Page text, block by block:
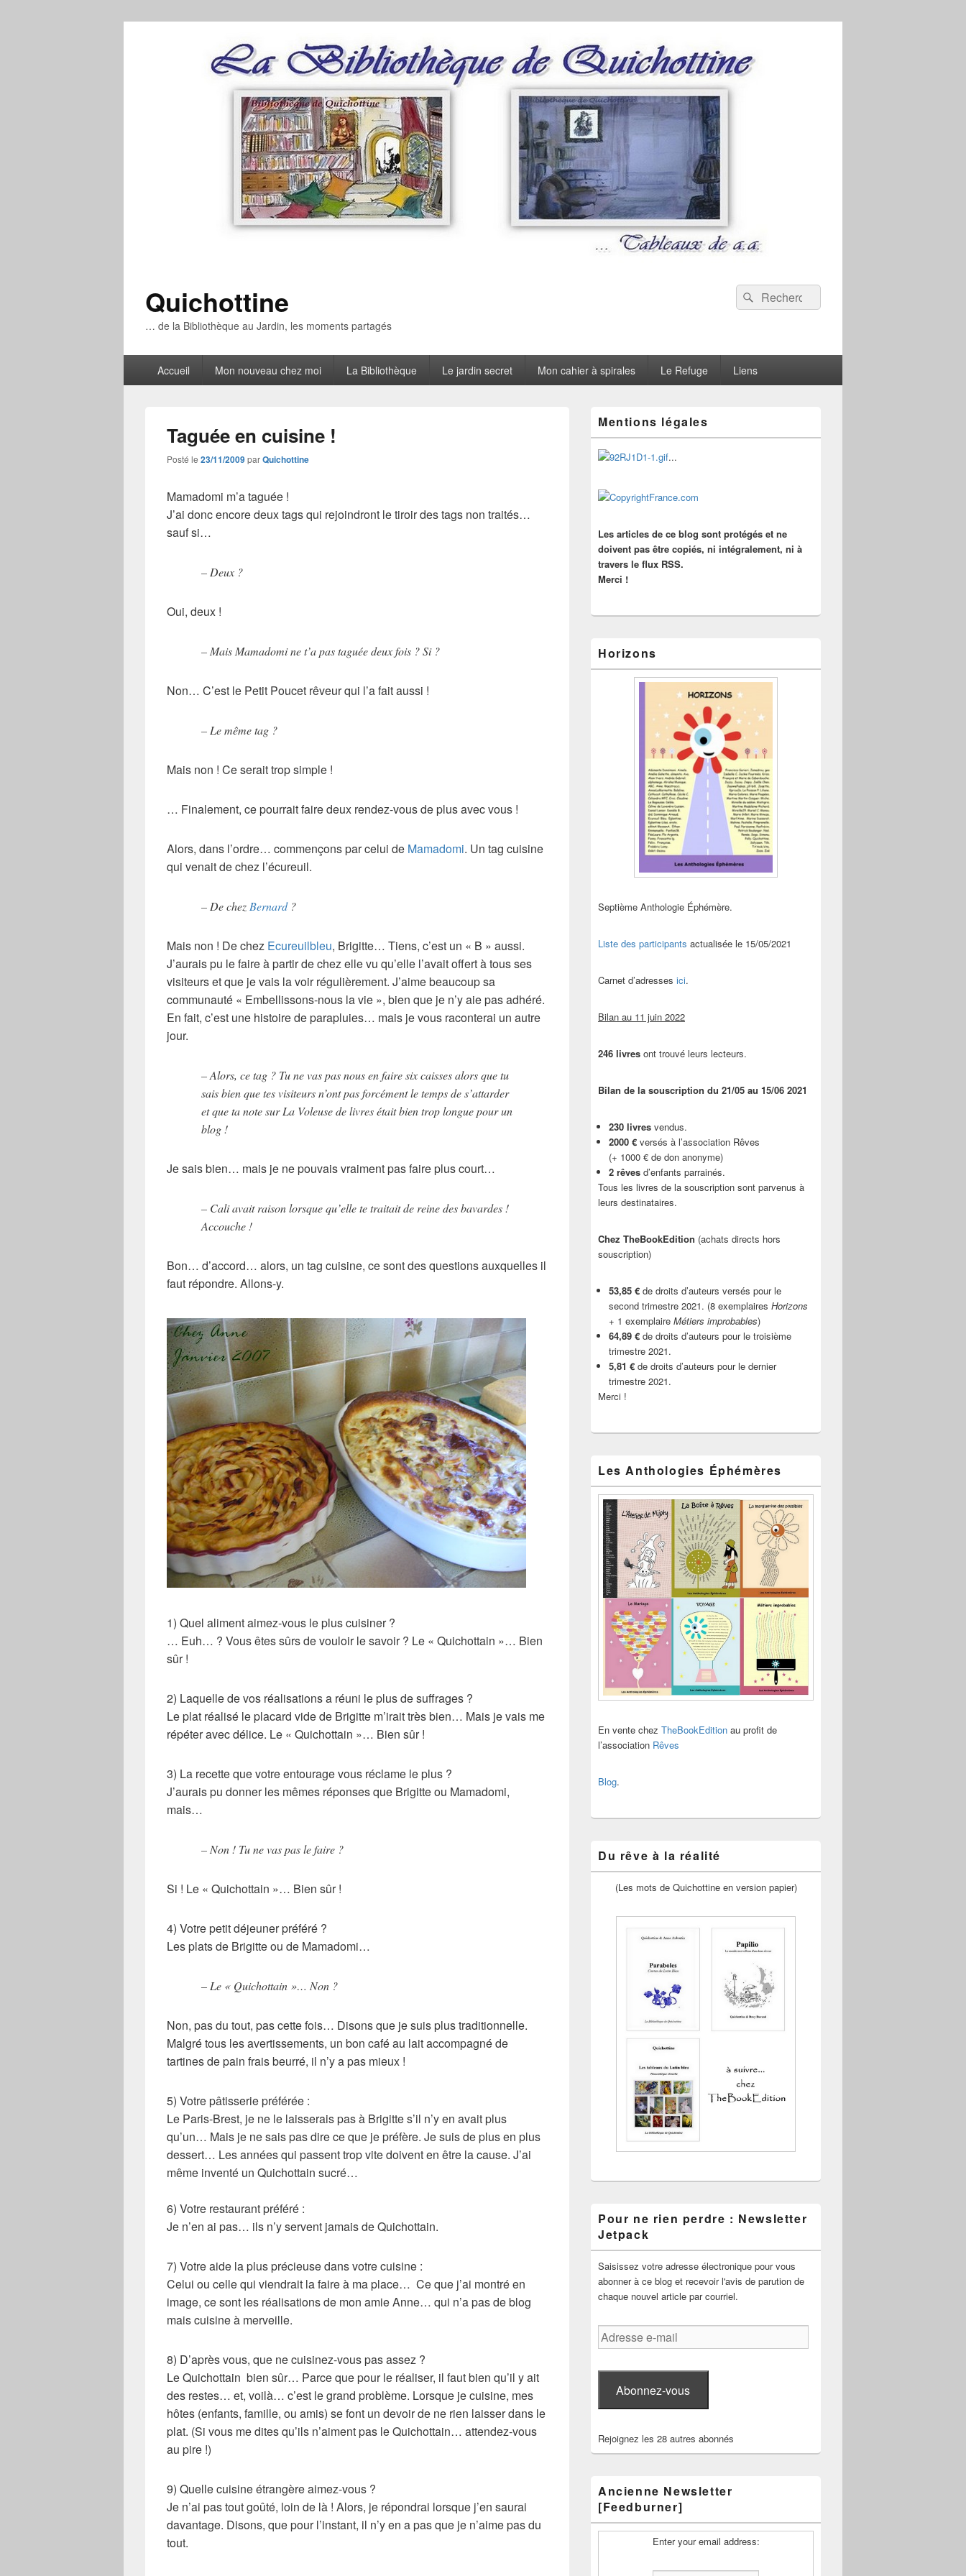
Quichottine
… de la Bibliothèque au Jardin, les moments partagés
Recherche :
Rechercher
principalAccueil Mon nouveau chez moi La Bibliothèque Le jardin secret Mon cahier à spirales Le Refuge Liens
Taguée en cuisine !
Posté le 23/11/2009parQuichottine
Mamadomi m’a taguée !
J’ai donc encore deux tags qui rejoindront le tiroir des tags non traités…
sauf si…
– Deux ?
Oui, deux !
– Mais Mamadomi ne t’a pas taguée deux fois ? Si ?
Non… C’est le Petit Poucet rêveur qui l’a fait aussi !
– Le même tag ?
Mais non ! Ce serait trop simple !
… Finalement, ce pourrait faire deux rendez-vous de plus avec vous !
Alors, dans l’ordre… commençons par celui de Mamadomi. Un tag cuisine
qui venait de chez l’écureuil.
– De chez Bernard?
Mais non ! De chez Ecureuilbleu, Brigitte… Tiens, c’est un « B » aussi.
J’aurais pu le faire à partir de chez elle vu qu’elle l’avait offert à tous ses
visiteurs et que je vais la voir régulièrement. J’aime beaucoup sa
communauté « Embellissons-nous la vie », bien que je n’y aie pas adhéré.
En fait, c’est une histoire de parapluies… mais je vous raconterai un autre
jour.
– Alors, ce tag ? Tu ne vas pas nous en faire six caisses alors que tu
sais bien que tes visiteurs n’ont pas forcément le temps de s’attarder
et que ta note sur La Voleuse de livres était bien trop longue pour un
blog !
Je sais bien… mais je ne pouvais vraiment pas faire plus court…
– Cali avait raison lorsque qu’elle te traitait de reine des bavardes !
Accouche !
Bon… d’accord… alors, un tag cuisine, ce sont des questions auxquelles il
faut répondre. Allons-y.
1) Quel aliment aimez-vous le plus cuisiner ?
… Euh… ? Vous êtes sûrs de vouloir le savoir ? Le « Quichottain »… Bien
sûr !
2) Laquelle de vos réalisations a réuni le plus de suffrages ?
Le plat réalisé le placard vide de Brigitte m’irait très bien… Mais je vais me
répéter avec délice. Le « Quichottain »… Bien sûr !
3) La recette que votre entourage vous réclame le plus ?
J’aurais pu donner les mêmes réponses que Brigitte ou Mamadomi,
mais…
– Non ! Tu ne vas pas le faire ?
Si ! Le « Quichottain »… Bien sûr !
4) Votre petit déjeuner préféré ?
Les plats de Brigitte ou de Mamadomi…
– Le « Quichottain »… Non ?
Non, pas du tout, pas cette fois… Disons que je suis plus traditionnelle.
Malgré tous les avertissements, un bon café au lait accompagné de
tartines de pain frais beurré, il n’y a pas mieux !
5) Votre pâtisserie préférée :
Le Paris-Brest, je ne le laisserais pas à Brigitte s’il n’y en avait plus
qu’un… Mais je ne sais pas dire ce que je préfère. Je suis de plus en plus
dessert… Les années qui passent trop vite doivent en être la cause. J’ai
même inventé un Quichottain sucré…
6) Votre restaurant préféré :
Je n’en ai pas… ils n’y servent jamais de Quichottain.
7) Votre aide la plus précieuse dans votre cuisine :
Celui ou celle qui viendrait la faire à ma place… Ce que j’ai montré en
image, ce sont les réalisations de mon amie Anne… qui n’a pas de blog
mais cuisine à merveille.
8) D’après vous, que ne cuisinez-vous pas assez ?
Le Quichottain bien sûr… Parce que pour le réaliser, il faut bien qu’il y ait
des restes… et, voilà… c’est le grand problème. Lorsque je cuisine, mes
hôtes (enfants, famille, ou amis) se font un devoir de ne rien laisser dans le
plat. (Si vous me dites qu’ils n’aiment pas le Quichottain… attendez-vous
au pire !)
9) Quelle cuisine étrangère aimez-vous ?
Je n’ai pas tout goûté, loin de là ! Alors, je répondrai lorsque j’en saurai
davantage. Disons, que pour l’instant, il n’y en a pas que je n’aime pas du
tout.
principale
de
widget
pour
barre
latérale
Mentions légales
...
Les articles de ce blog sont protégés et ne
doivent pas être copiés, ni intégralement, ni à
travers le flux RSS.
Merci !
Horizons
Septième Anthologie Éphémère.
Liste des participants actualisée le 15/05/2021
Carnet d’adresses ici.
Bilan au 11 juin 2022
246 livres ont trouvé leurs lecteurs.
Bilan de la souscription du 21/05 au 15/06 2021
230 livres vendus.
2000 € versés à l’association Rêves
(+ 1000 € de don anonyme)
2 rêves d’enfants parrainés.
Tous les livres de la souscription sont parvenus à
leurs destinataires.
Chez TheBookEdition (achats directs hors
souscription)
53,85 € de droits d’auteurs versés pour le
second trimestre 2021. (8 exemplaires Horizons
+ 1 exemplaire Métiers improbables)
64,89 € de droits d’auteurs pour le troisième
trimestre 2021.
5,81 € de droits d’auteurs pour le dernier
trimestre 2021.
Merci !
Les Anthologies Éphémères
En vente chez TheBookEdition au profit de
l’association Rêves
Blog.
Du rêve à la réalité
(Les mots de Quichottine en version papier)
Pour ne rien perdre : Newsletter
Jetpack
Saisissez votre adresse électronique pour vous
abonner à ce blog et recevoir l'avis de parution de
chaque nouvel article par courriel.
Adresse
e-
Abonnez-vous
Rejoignez les 28 autres abonnés
Ancienne Newsletter
[Feedburner]
Enter your email address: